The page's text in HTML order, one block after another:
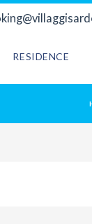
RESIDENCE